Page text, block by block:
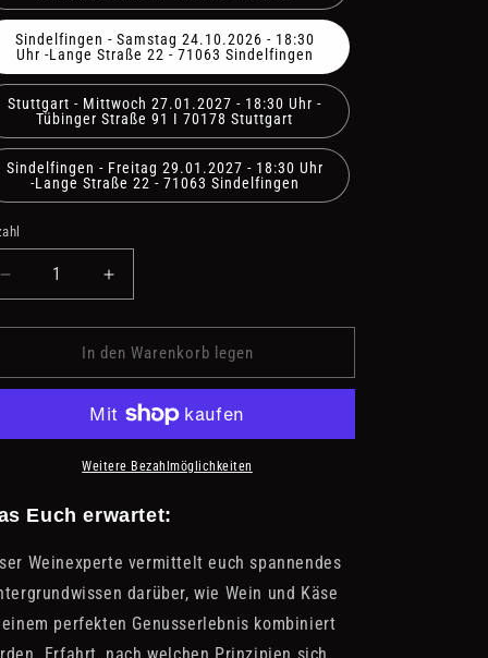
Sindelfingen - Samstag 24.10.2026 - 18:30
Uhr -Lange Straße 22 - 71063 Sindelfingen
Stuttgart - Mittwoch 27.01.2027 - 18:30 Uhr -
Tübinger Straße 91 I 70178 Stuttgart
Sindelfingen - Freitag 29.01.2027 - 18:30 Uhr
-Lange Straße 22 - 71063 Sindelfingen
Verringere
die
Menge
Masterclass
Cheese
Erhöhe
die
Menge
für
Masterclass
Wine
&amp;
Cheese
In den Warenkorb legen
Weitere Bezahlmöglichkeiten
Euch erwartet:
Weinexperte vermittelt euch spannendes
darüber, wie Wein und Käse
perfekten Genusserlebnis kombiniert